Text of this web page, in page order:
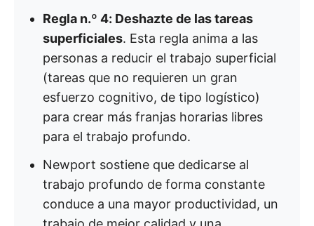
Regla n.º 4: Deshazte de las tareas
superficiales. Esta regla anima a las
personas a reducir el trabajo superficial
(tareas que no requieren un gran
esfuerzo cognitivo, de tipo logístico)
para crear más franjas horarias libres
para el trabajo profundo.
Newport sostiene que dedicarse al
trabajo profundo de forma constante
conduce a una mayor productividad, un